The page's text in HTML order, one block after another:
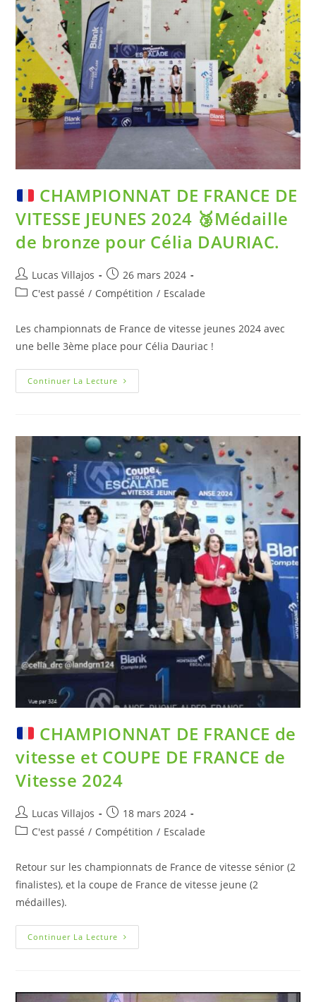
CHAMPIONNAT DE FRANCE DE
VITESSE JEUNES 2024 🥉Médaille
de bronze pour Célia DAURIAC.
Lucas Villajos
26 mars 2024
C'est passé / Compétition / Escalade
Les championnats de France de vitesse jeunes 2024 avec
une belle 3ème place pour Célia Dauriac !
Continuer La Lecture
CHAMPIONNAT DE FRANCE de
vitesse et COUPE DE FRANCE de
Vitesse 2024
Lucas Villajos
18 mars 2024
C'est passé / Compétition / Escalade
Retour sur les championnats de France de vitesse sénior (2
finalistes), et la coupe de France de vitesse jeune (2
médailles).
Continuer La Lecture